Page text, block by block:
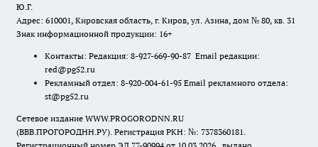
Ю.Г.
Адрес: 610001, Кировская область, г. Киров, ул. Азина, дом № 80, кв. 31
Знак информационной продукции: 16+
Контакты: Редакция: 8-927-669-90-87 Email редакции:
red@pg52.ru
Рекламный отдел: 8-920-004-61-95 Email рекламного отдела:
st@pg52.ru
Сетевое издание WWW.PROGORODNN.RU
(ВВВ.ПРОГОРОДНН.РУ). Регистрация РКН: №: 7378360181.